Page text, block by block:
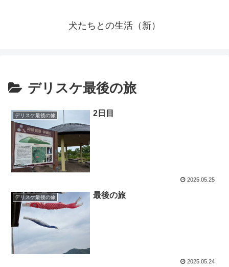
犬たちとの生活（新）
デリスケ最後の旅
デリスケ最後の旅 2日目
2025.05.25
デリスケ最後の旅 最後の旅
2025.05.24